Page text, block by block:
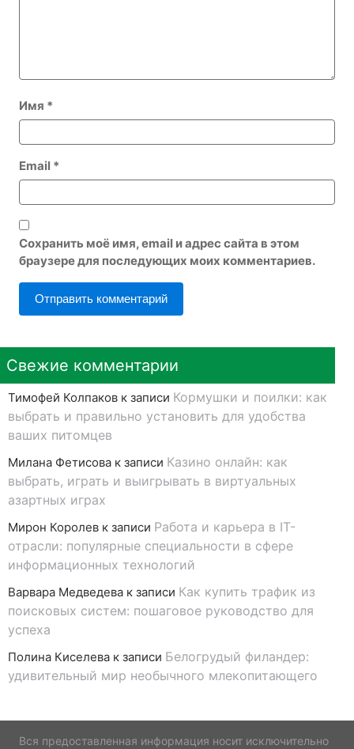
Имя *
Email *
Сохранить моё имя, email и адрес сайта в этом
браузере для последующих моих комментариев.
Свежие комментарии
Тимофей Колпаков к записи Кормушки и поилки: как
выбрать и правильно установить для удобства
ваших питомцев
Милана Фетисова к записи Казино онлайн: как
выбрать, играть и выигрывать в виртуальных
азартных играх
Мирон Королев к записи Работа и карьера в IT-
отрасли: популярные специальности в сфере
информационных технологий
Варвара Медведева к записи Как купить трафик из
поисковых систем: пошаговое руководство для
успеха
Полина Киселева к записи Белогрудый филандер:
удивительный мир необычного млекопитающего
Вся предоставленная информация носит исключительно